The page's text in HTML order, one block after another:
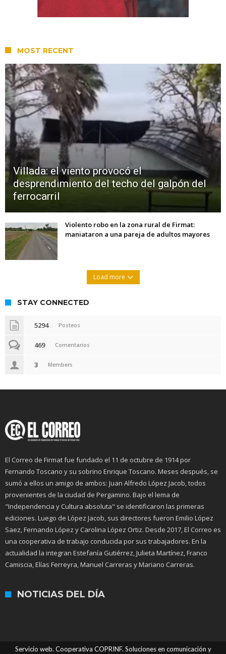
MOST RECENT
Villada: el viento provocó el
desprendimiento del techo del galpón del
ferrocarril
Violento robo en la zona rural de Firmat:
maniataron a una pareja de adultos mayores
Load more
STAY CONNECTED
5294 Posteos
469 Comentarios
3 Members
El Correo de Firmat fue fundado el 11 de octubre de 1914 por
Fernando Toscano y su sobrino Enrique Toscano. Meses después, se
sumó a ellos un amigo de ambos: Juan Alfredo López Jacob, todos
provenientes de la ciudad de Pergamino. Bajo el lema de
"Independencia y Cultura absoluta" se identificaron las primeras
ediciones. Luego de López Jacob, sus directores fueron Emilio López
Saez, Fernando López y Carolina López Ortiz. Desde 2017, El Correo es
una cooperativa de trabajo conducida por sus trabajadores. En la
actualidad la integran Estefanía Gutiérrez, Julieta Martínez, Franco
Camiscia, Elías Ferreyra, Manuel Carreras y Mariano Carreras.
NOTICIAS DEL DÍA
Servicio web. Cooperativa COPRINF. Soluciones en comunicación y